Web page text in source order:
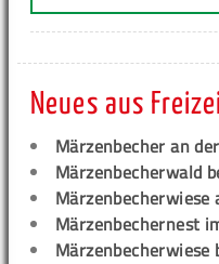
Neues aus
Märzenbecher an
Märzenbecherwald
Märzenbechernest
Märzenbecherwiese